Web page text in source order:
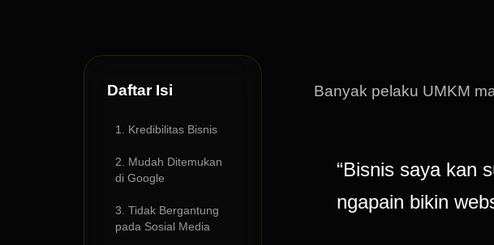
Daftar Isi
1. Kredibilitas Bisnis
2. Mudah Ditemukan
di Google
3. Tidak Bergantung
pada Sosial Media
Banyak pelaku UMKM
“Bisnis saya kan
ngapain bikin